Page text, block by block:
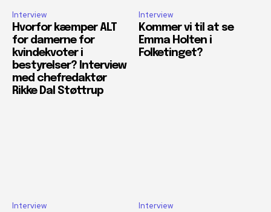
Interview
Hvorfor kæmper ALT
for damerne for
kvindekvoter i
bestyrelser? Interview
med chefredaktør
Rikke Dal Støttrup
Interview
Kommer vi til at se
Emma Holten i
Folketinget?
Interview Interview